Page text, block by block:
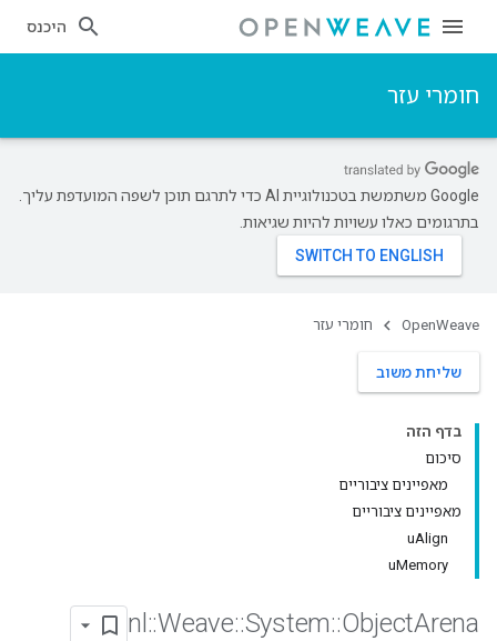
היכנס
חומרי עזר
‫Google משתמשת בטכנולוגיית AI כדי לתרגם תוכן לשפה המועדפת עליך.
בתרגומים כאלו עשויות להיות שגיאות.
OpenWeave חומרי עזר
שליחת משוב
בדף הזה
סיכום
מאפיינים ציבוריים
מאפיינים ציבוריים
uAlign
uMemory
nl ::Weave::System::ObjectArena